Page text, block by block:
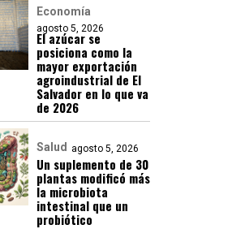
Economía
agosto 5, 2026
El azúcar se
posiciona como la
mayor exportación
agroindustrial de El
Salvador en lo que va
de 2026
Salud agosto 5, 2026
Un suplemento de 30
plantas modificó más
la microbiota
intestinal que un
probiótico